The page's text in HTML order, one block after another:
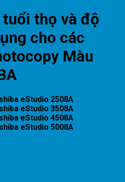
thọ và độ
cho các
Màu
eStudio 2508A
eStudio 3508A
eStudio 4508A
eStudio 5008A